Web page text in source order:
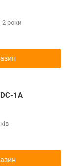
роки
1A